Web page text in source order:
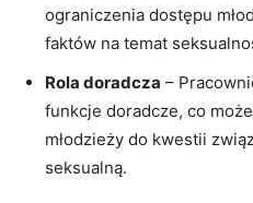
ograniczenia dostępu
faktów‍ na temat
Rola doradcza –
funkcje doradcze, co
młodzieży do‍ kwestii‌
seksualną.